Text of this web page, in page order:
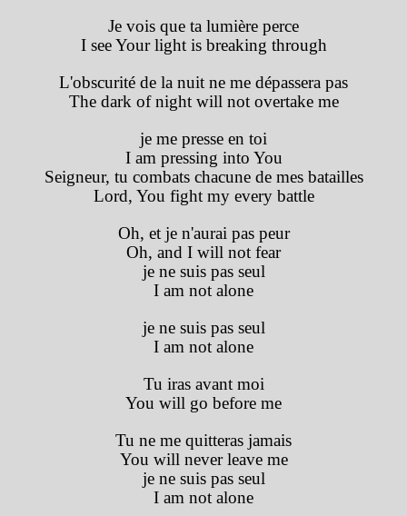
Je vois que ta lumière perce
I see Your light is breaking through
L'obscurité de la nuit ne me dépassera pas
The dark of night will not overtake me
je me presse en toi
I am pressing into You
Seigneur, tu combats chacune de mes batailles
Lord, You fight my every battle
Oh, et je n'aurai pas peur
Oh, and I will not fear
je ne suis pas seul
I am not alone
je ne suis pas seul
I am not alone
Tu iras avant moi
You will go before me
Tu ne me quitteras jamais
You will never leave me
je ne suis pas seul
I am not alone